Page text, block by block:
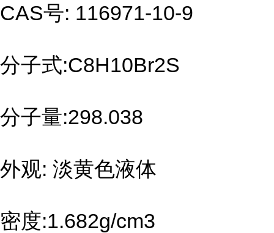
CAS号: 116971-10-9
分子式:C8H10Br2S
分子量:298.038
外观: 淡黄色液体
密度:1.682g/cm3